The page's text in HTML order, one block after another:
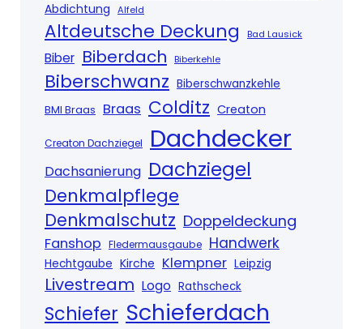
Abdichtung Alfeld
Altdeutsche Deckung Bad Lausick
Biber Biberdach Biberkehle
Biberschwanz Biberschwanzkehle
BMI Braas Braas Colditz Creaton
Creaton Dachziegel Dachdecker
Dachsanierung Dachziegel
Denkmalpflege
Denkmalschutz Doppeldeckung
Fanshop Fledermausgaube Handwerk
Hechtgaube Kirche Klempner Leipzig
Livestream Logo Rathscheck
Schiefer Schieferdach